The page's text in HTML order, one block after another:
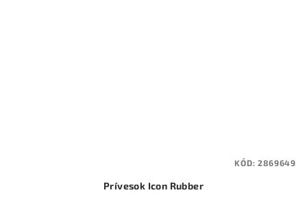
Prívesok Icon Rubber
KÓD:2869649